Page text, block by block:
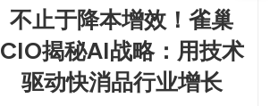
不止于降本增效！雀巢
CIO揭秘AI战略：用技术
驱动快消品行业增长